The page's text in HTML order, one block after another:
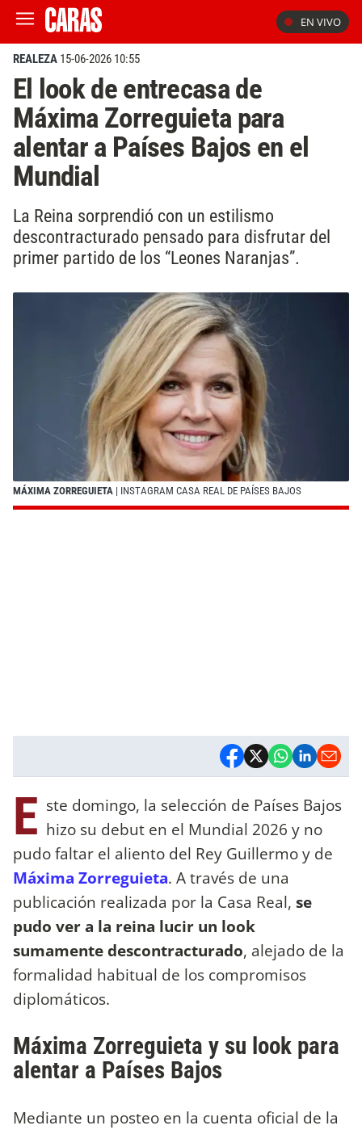
EN VIVO
REALEZA 15-06-2026 10:55
El look de entrecasa de
Máxima Zorreguieta para
alentar a Países Bajos en el
Mundial
La Reina sorprendió con un estilismo
descontracturado pensado para disfrutar del
primer partido de los “Leones Naranjas”.
MÁXIMA ZORREGUIETA | INSTAGRAM CASA REAL DE PAÍSES BAJOS
E ste domingo, la selección de Países Bajos
hizo su debut en el Mundial 2026 y no
pudo faltar el aliento del Rey Guillermo y de
Máxima Zorreguieta. A través de una
publicación realizada por la Casa Real, se
pudo ver a la reina lucir un look
sumamente descontracturado, alejado de la
formalidad habitual de los compromisos
diplomáticos.
Máxima Zorreguieta y su look para
alentar a Países Bajos
Mediante un posteo en la cuenta oficial de la